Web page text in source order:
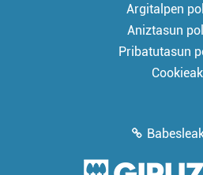
Argitalpen
Aniztasun
Pribatutasun
Cookieak